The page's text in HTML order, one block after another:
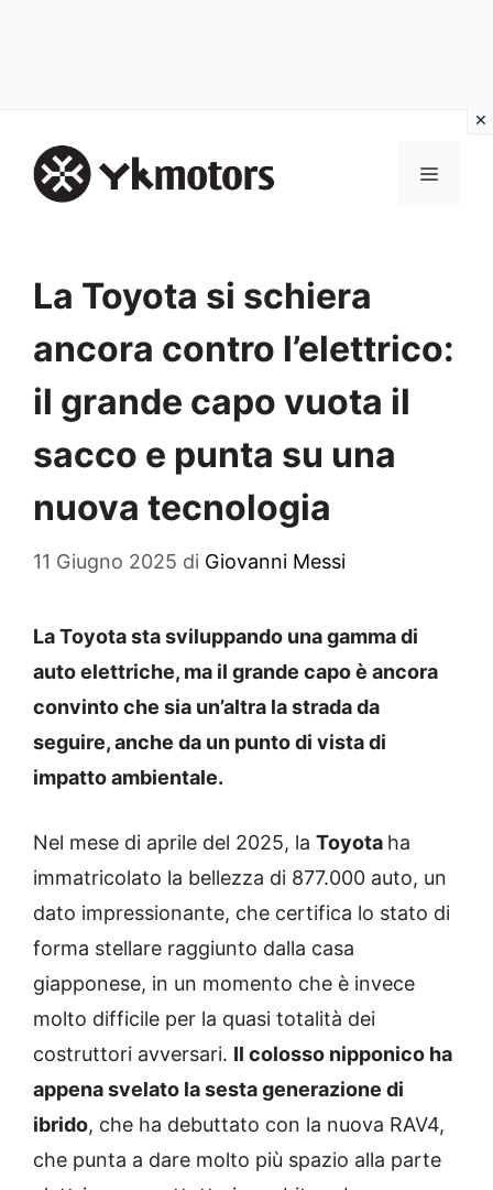
contenuto
MENU
La Toyota si schiera
ancora contro l’elettrico:
il grande capo vuota il
sacco e punta su una
nuova tecnologia
11 Giugno 2025 di Giovanni Messi
La Toyota sta sviluppando una gamma di
auto elettriche, ma il grande capo è ancora
convinto che sia un’altra la strada da
seguire, anche da un punto di vista di
impatto ambientale.
Nel mese di aprile del 2025, la Toyota ha
immatricolato la bellezza di 877.000 auto, un
dato impressionante, che certifica lo stato di
forma stellare raggiunto dalla casa
giapponese, in un momento che è invece
molto difficile per la quasi totalità dei
costruttori avversari. Il colosso nipponico ha
appena svelato la sesta generazione di
ibrido, che ha debuttato con la nuova RAV4,
che punta a dare molto più spazio alla parte